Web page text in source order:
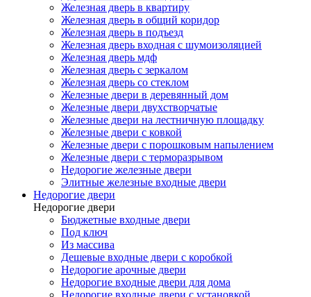
Железная дверь в квартиру
Железная дверь в общий коридор
Железная дверь в подъезд
Железная дверь входная с шумоизоляцией
Железная дверь мдф
Железная дверь с зеркалом
Железная дверь со стеклом
Железные двери в деревянный дом
Железные двери двухстворчатые
Железные двери на лестничную площадку
Железные двери с ковкой
Железные двери с порошковым напылением
Железные двери с терморазрывом
Недорогие железные двери
Элитные железные входные двери
Недорогие двери
Недорогие двери
Бюджетные входные двери
Под ключ
Из массива
Дешевые входные двери с коробкой
Недорогие арочные двери
Недорогие входные двери для дома